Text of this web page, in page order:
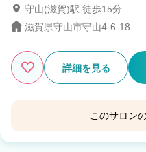
守山(滋賀)駅 徒歩15分
滋賀県守山市守山4-6-18
詳細を見る
このサロン
lino